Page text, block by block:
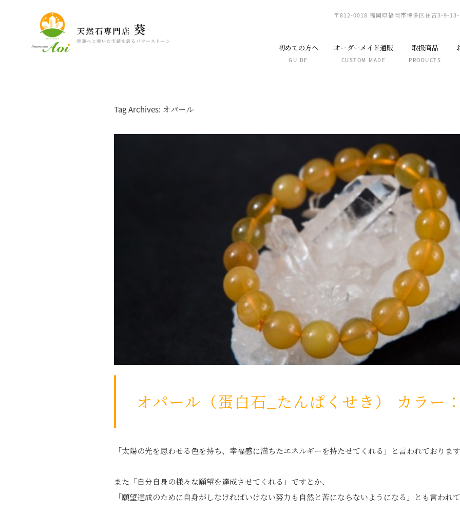
〒812-0018 福岡県福岡市博多区住吉3-9-
初めての方へ
GUIDE
オーダーメイド通販
CUSTOM MADE
取扱商品
PRODUCTS
Tag Archives: オパール
オパール（蛋白石_たんぱくせき） カラー
「太陽の光を思わせる色を持ち、幸福感に満ちたエネルギーを持たせてくれる」と言われております
また「自分自身の様々な願望を達成させてくれる」ですとか、
「願望達成のために自身がしなければいけない努力も自然と苦にならないようになる」とも言われて